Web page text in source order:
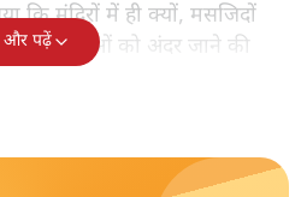
मंदिरों में ही क्यों, मसजिदों
भी महिलाओं को अंदर जाने की
और पढ़ें